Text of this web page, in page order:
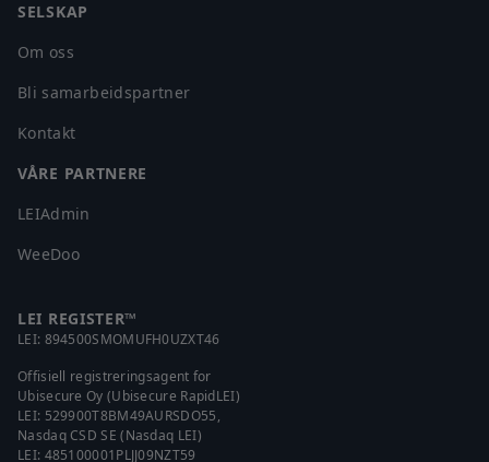
SELSKAP
Om oss
Bli samarbeidspartner
Kontakt
VÅRE PARTNERE
LEIAdmin
WeeDoo
LEI REGISTER™
LEI: 894500SMOMUFH0UZXT46
Offisiell registreringsagent for
Ubisecure Oy (Ubisecure RapidLEI)
LEI: 529900T8BM49AURSDO55,
Nasdaq CSD SE (Nasdaq LEI)
LEI: 485100001PLJJ09NZT59